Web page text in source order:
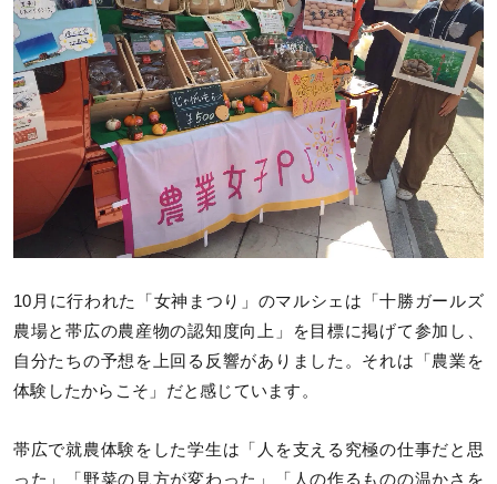
10月に行われた「女神まつり」のマルシェは「十勝ガールズ
農場と帯広の農産物の認知度向上」を目標に掲げて参加し、
自分たちの予想を上回る反響がありました。それは「農業を
体験したからこそ」だと感じています。
帯広で就農体験をした学生は「人を支える究極の仕事だと思
った」「野菜の見方が変わった」「人の作るものの温かさを